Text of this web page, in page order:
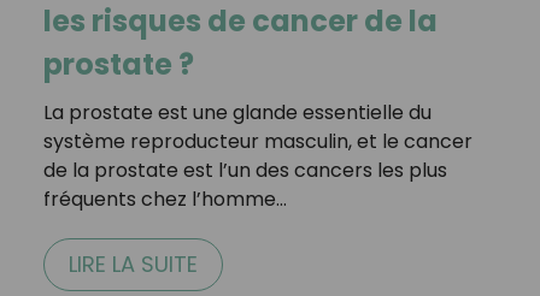
les risques de cancer de la
prostate ?
La prostate est une glande essentielle du
système reproducteur masculin, et le cancer
de la prostate est l’un des cancers les plus
fréquents chez l’homme…
LIRE LA SUITE